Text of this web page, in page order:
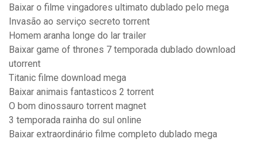
Baixar o filme vingadores ultimato dublado pelo mega
Invasão ao serviço secreto torrent
Homem aranha longe do lar trailer
Baixar game of thrones 7 temporada dublado download
utorrent
Titanic filme download mega
Baixar animais fantasticos 2 torrent
O bom dinossauro torrent magnet
3 temporada rainha do sul online
Baixar extraordinário filme completo dublado mega